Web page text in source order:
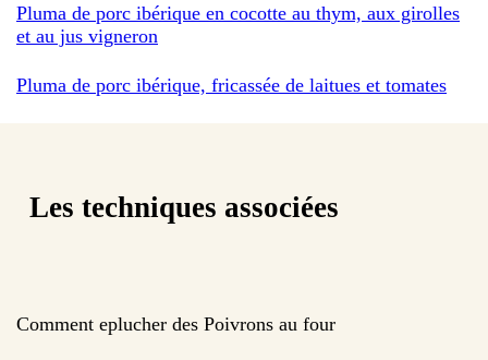
Pluma de porc ibérique en cocotte au thym, aux girolles
et au jus vigneron
Pluma de porc ibérique, fricassée de laitues et tomates
Les techniques associées
Comment eplucher des Poivrons au four